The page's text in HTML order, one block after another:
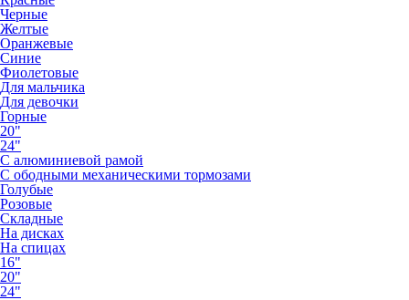
Черные
Желтые
Оранжевые
Синие
Фиолетовые
Для мальчика
Для девочки
Горные
20"
24"
С алюминиевой рамой
С ободными механическими тормозами
Голубые
Розовые
Складные
На дисках
На спицах
16"
20"
24"